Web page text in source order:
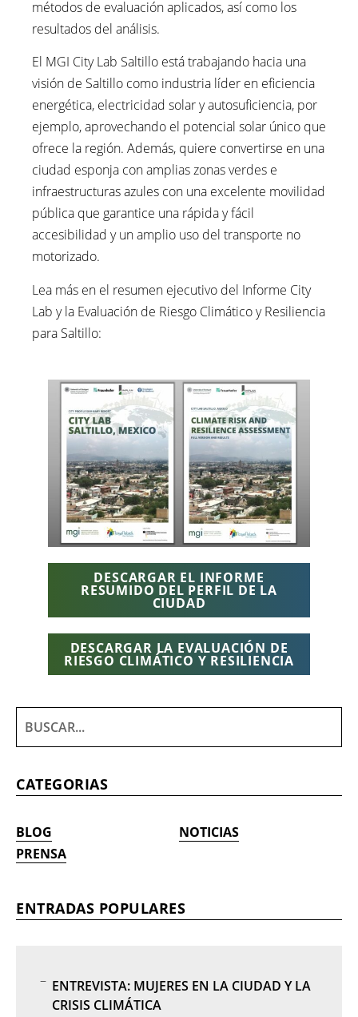
métodos de evaluación aplicados, así como los
resultados del análisis.
El MGI City Lab Saltillo está trabajando hacia una
visión de Saltillo como industria líder en eficiencia
energética, electricidad solar y autosuficiencia, por
ejemplo, aprovechando el potencial solar único que
ofrece la región. Además, quiere convertirse en una
ciudad esponja con amplias zonas verdes e
infraestructuras azules con una excelente movilidad
pública que garantice una rápida y fácil
accesibilidad y un amplio uso del transporte no
motorizado.
Lea más en el resumen ejecutivo del Informe City
Lab y la Evaluación de Riesgo Climático y Resiliencia
para Saltillo:
DESCARGAR EL INFORME
RESUMIDO DEL PERFIL DE LA
CIUDAD
DESCARGAR LA EVALUACIÓN DE
RIESGO CLIMÁTICO Y RESILIENCIA
CATEGORIAS
BLOG
NOTICIAS
PRENSA
ENTRADAS POPULARES
ENTREVISTA: MUJERES EN LA CIUDAD Y LA
CRISIS CLIMÁTICA